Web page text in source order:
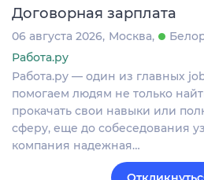
Договорная зарплата
06 августа 2026 Москва
Работа.ру
Работа.ру — один из главных
помогаем людям не только
прокачать свои навыки или
сферу, еще до собеседования
компания надежная…